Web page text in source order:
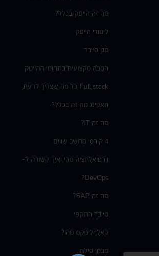
מה זה הייטק בכלל?
לימודי הייטק
מגן סייבר
הסבה מקצועית בתחומי ההייטק
Full stack כל מה שצריך לדעת
האקינג מה זה בכלל?
מה זה IT?
4 קורסי מחשב שווים
וירטואליזציה מהי ואיך קשורה ל-
DevOps?
מה זה SAP?
סייבר התקפי
קאלי לינוקס מהו?
מבחן פילת